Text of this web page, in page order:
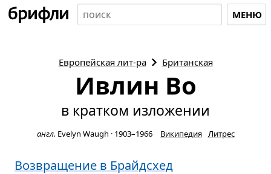
МЕНЮ
Европейская лит-ра Британская
Ивлин Во
в кратком изложении
англ. Evelyn Waugh · 1903–1966 Википедия Литрес
Возвращение в Брайдсхед